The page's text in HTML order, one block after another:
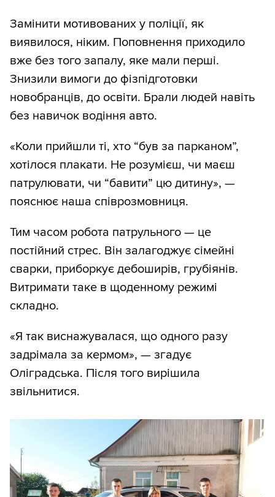
Замінити мотивованих у поліції, як
виявилося, ніким. Поповнення приходило
вже без того запалу, яке мали перші.
Знизили вимоги до фізпідготовки
новобранців, до освіти. Брали людей навіть
без навичок водіння авто.
«Коли прийшли ті, хто “був за парканом”,
хотілося плакати. Не розумієш, чи маєш
патрулювати, чи “бавити” цю дитину», —
пояснює наша співрозмовниця.
Тим часом робота патрульного — це
постійний стрес. Він залагоджує сімейні
сварки, приборкує дебоширів, грубіянів.
Витримати таке в щоденному режимі
складно.
«Я так виснажувалася, що одного разу
задрімала за кермом», — згадує
Оліградська. Після того вирішила
звільнитися.